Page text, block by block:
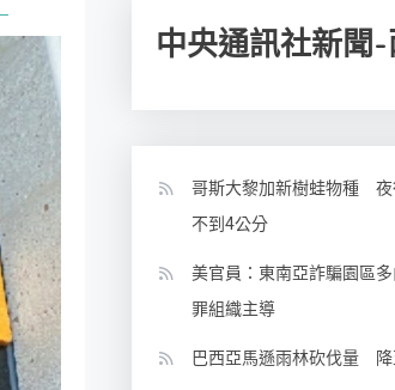
中央通訊社新聞
哥斯大黎加新樹蛙物種 夜
不到4公分
美官員：東南亞詐騙園區
罪組織主導
巴西亞馬遜雨林砍伐量 降